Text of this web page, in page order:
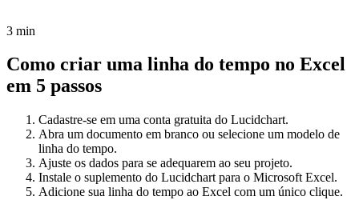
3 min
Como criar uma linha do tempo no Excel
em 5 passos
Cadastre-se em uma conta gratuita do Lucidchart.
Abra um documento em branco ou selecione um modelo de
linha do tempo.
Ajuste os dados para se adequarem ao seu projeto.
Instale o suplemento do Lucidchart para o Microsoft Excel.
Adicione sua linha do tempo ao Excel com um único clique.